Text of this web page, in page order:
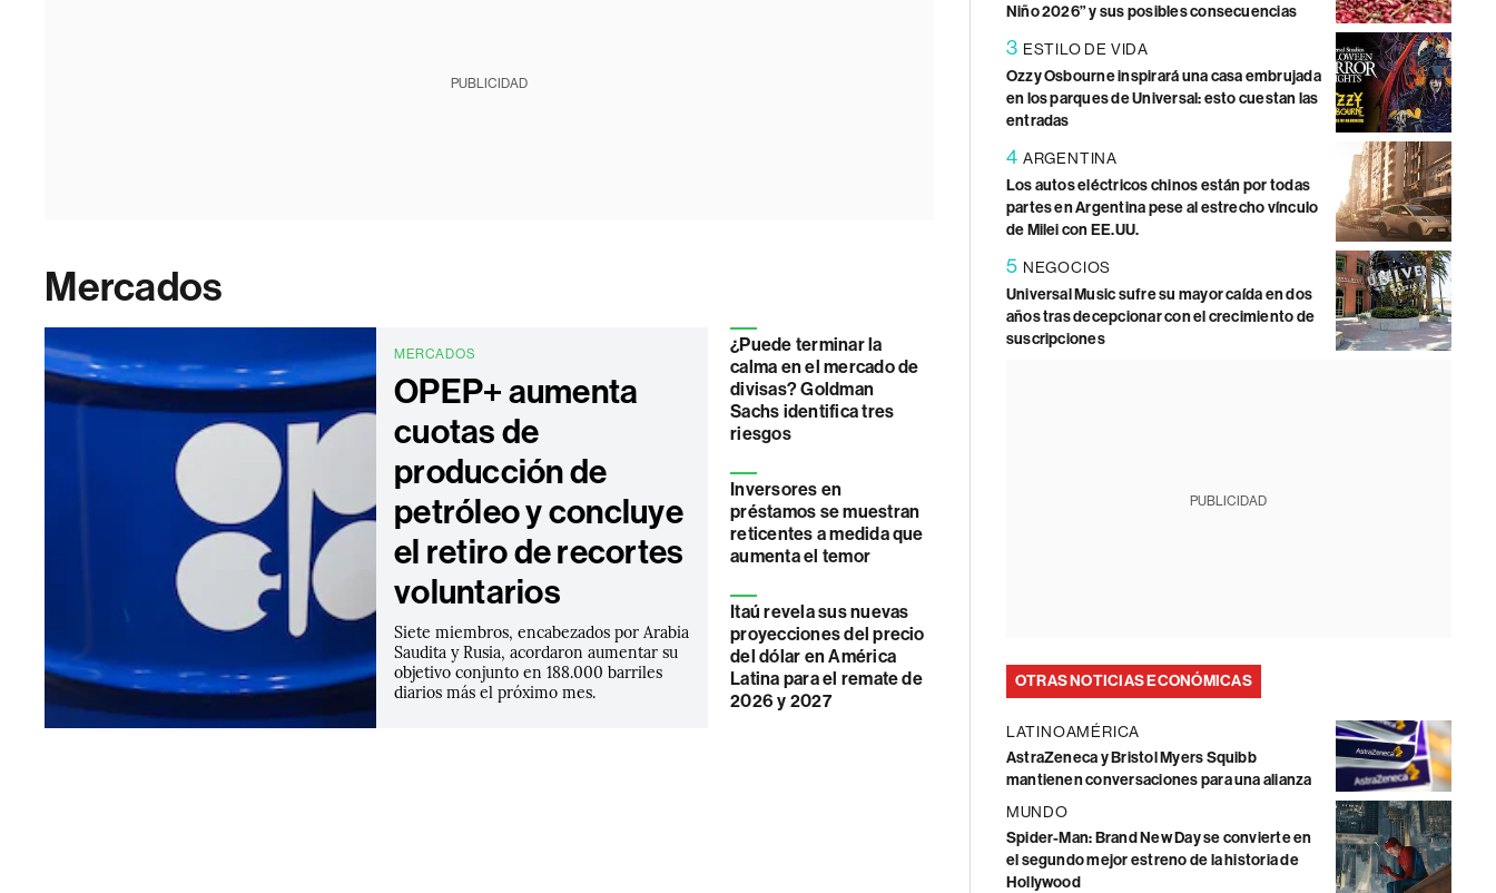
PUBLICIDAD
Mercados
MERCADOS
OPEP+ aumenta
cuotas de
producción de
petróleo y concluye
el retiro de recortes
voluntarios
Siete miembros, encabezados por Arabia
Saudita y Rusia, acordaron aumentar su
objetivo conjunto en 188.000 barriles
diarios más el próximo mes.
¿Puede terminar la
calma en el mercado de
divisas? Goldman
Sachs identifica tres
riesgos
Inversores en
préstamos se muestran
reticentes a medida que
aumenta el temor
Itaú revela sus nuevas
proyecciones del precio
del dólar en América
Latina para el remate de
2026 y 2027
Niño 2026” y sus posibles consecuencias
3 ESTILO DE VIDA
Ozzy Osbourne inspirará una casa embrujada
en los parques de Universal: esto cuestan las
entradas
4 ARGENTINA
Los autos eléctricos chinos están por todas
partes en Argentina pese al estrecho vínculo
de Milei con EE.UU.
5 NEGOCIOS
Universal Music sufre su mayor caída en dos
años tras decepcionar con el crecimiento de
suscripciones
PUBLICIDAD
OTRAS NOTICIAS ECONÓMICAS
LATINOAMÉRICA
AstraZeneca y Bristol Myers Squibb
mantienen conversaciones para una alianza
MUNDO
Spider-Man: Brand New Day se convierte en
el segundo mejor estreno de la historia de
Hollywood